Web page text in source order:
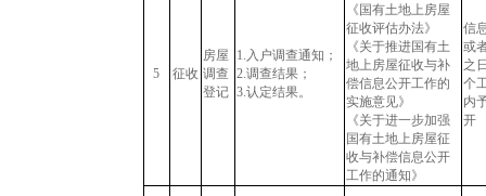
5 征收
房屋
调查
登记
1.入户调查通知；
2.调查结果；
3.认定结果。
《国有土地上房屋
征收评估办法》
《关于推进国有土
地上房屋征收与补
偿信息公开工作的
实施意见》
《关于进一步加强
国有土地上房屋征
收与补偿信息公开
工作的通知》
信
或
之
个
内
开